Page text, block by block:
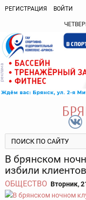
РЕГИСТРАЦИЯ ВОЙТИ
В брянском
избили клиентов
ОБЩЕСТВО Вторник,